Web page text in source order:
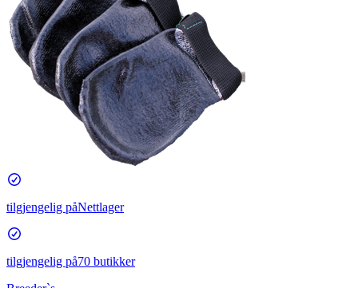
tilgjengelig påNettlager
tilgjengelig på70 butikker